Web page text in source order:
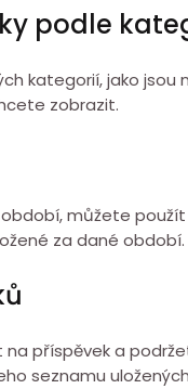
podle
kategorií, jako
zobrazit.
můžete
za dané období.
příspěvek a
seznamu